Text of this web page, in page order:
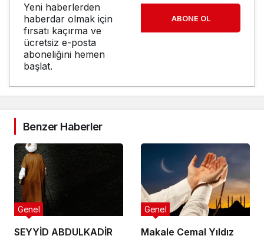
Yeni haberlerden
haberdar olmak için
fırsatı kaçırma ve
ücretsiz e-posta
aboneliğini hemen
başlat.
ABONE OL
Benzer Haberler
SEYYİD ABDULKADİR
Genel
Makale Cemal Yıldız
Genel